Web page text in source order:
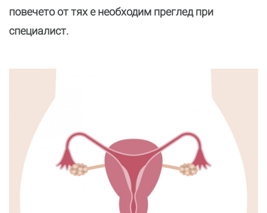
повечето от тях е необходим преглед при
специалист.